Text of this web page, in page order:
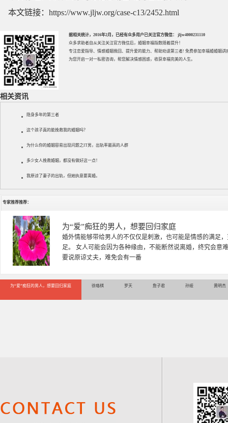
本文链接： https://www.jljw.org/case-c13/2452.html
据相关统计，2016年2月，已经有众多用户已关注官方微信： jljw4000231110
众多求助者自从关注关注官方微信后，婚姻幸福指数随着提升！
专注恋爱指导、 情感婚姻挽回 、提升爱的能力、帮助劝退第三者! 免费参加幸福婚婚姻讲
为您开启一对一私密咨询，帮您解决情感困惑，收获幸福完美的人生。
相关资讯
隐身多年的第三者
这个孩子真的能挽救我的婚姻吗？
为什么你的婚姻容易出现问题之IT男，出轨率最高的人群
多少女人挽救婚姻，都没有做好这一点！
我原谅了妻子的出轨，但她执意要离婚。
专家推荐推荐：
徐珞棋
徐珞棋，婚姻家庭咨询师，毕业于重庆师范大学心理学专业
多年，对婚姻情感分析、恋爱择偶、夫妻关系，情感挽回、
千小时，积累了丰富的咨
为“爱”痴狂的男人，想要回归家庭 徐珞棋 罗天 詹子君 孙娅 黄明杰